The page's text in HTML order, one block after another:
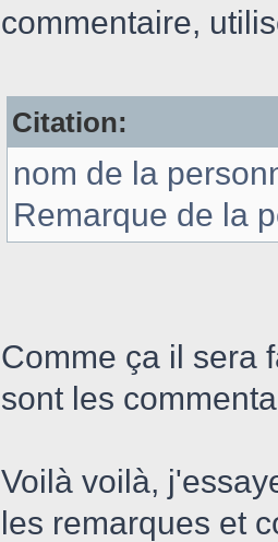
commentaire,
Citation:
nom de la
Remarque de la
Comme ça il sera
sont les
Voilà voilà,
les remarques et